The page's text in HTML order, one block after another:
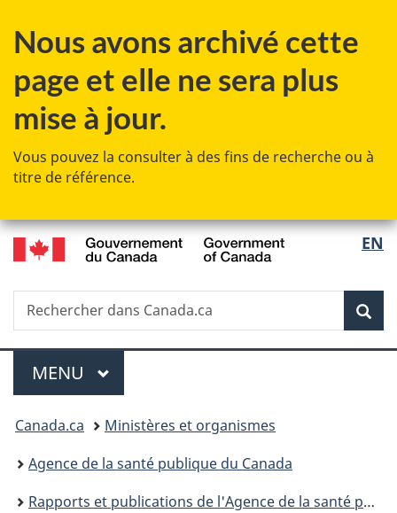
au
principal
à
Au
»
à
version
Nous avons archivé cette
page et elle ne sera plus
mise à jour.
Vous pouvez la consulter à des fins de recherche ou à
titre de référence.
de
la
EN
Recherche
Rechercher
dans
Menu
MENU PRINCIPAL
Vous
êtes
ici :
Canada.ca
Ministères et organismes
Agence de la santé publique du Canada
Rapports et publications de l'Agence de la santé publique du Canada